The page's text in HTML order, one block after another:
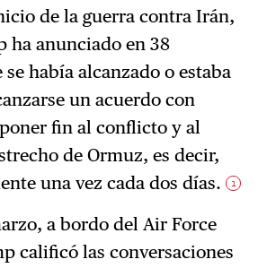
de la guerra contra Irán,
ha anunciado en 38
se había alcanzado o estaba
un acuerdo con
fin al conflicto y al
de Ormuz, es decir,
una vez cada dos días. 1
a bordo del Air Force
calificó las conversaciones